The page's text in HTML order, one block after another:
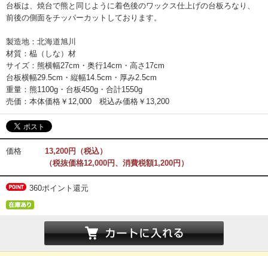
台板は、焼台で熊と同じように着色後のワックス仕上げの台板ろなり、
前後の側面をチッパーカットしております。
製造地：北海道旭川
材質：榀（しな）材
サイズ：熊横幅27cm・奥行14cm・高さ17cm
台板横幅29.5cm・縦幅14.5cm・厚み2.5cm
重量：熊1100g・台板450g・合計1550g
売価：本体価格￥12,000 税込み価格￥13,200
価格
13,200円（税込）
（税抜価格12,000円、消費税額1,200円）
360ポイント還元